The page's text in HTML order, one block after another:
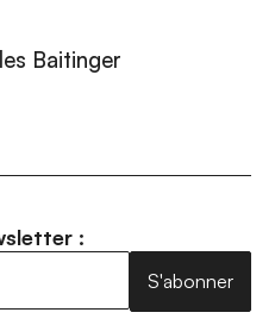
Baitinger
:
S'abonner